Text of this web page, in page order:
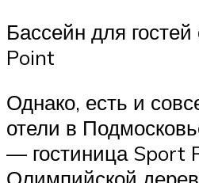
Бассейн для
Point
Однако, есть и
отели в
— гостиница Sport